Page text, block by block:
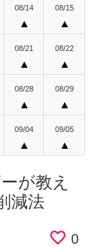
08/14
▲
08/15
▲
08/21
▲
08/22
▲
08/28
▲
08/29
▲
09/04
▲
09/05
▲
が教え
減法
favorite_border 0